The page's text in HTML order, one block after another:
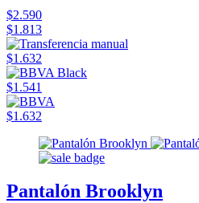
$2.590
$1.813
$1.632
$1.541
$1.632
Pantalón Brooklyn